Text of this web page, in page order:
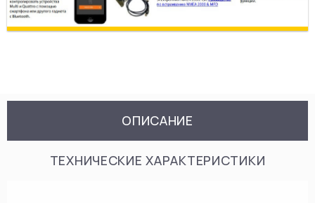
ОПИСАНИЕ
ТЕХНИЧЕСКИЕ ХАРАКТЕРИСТИКИ